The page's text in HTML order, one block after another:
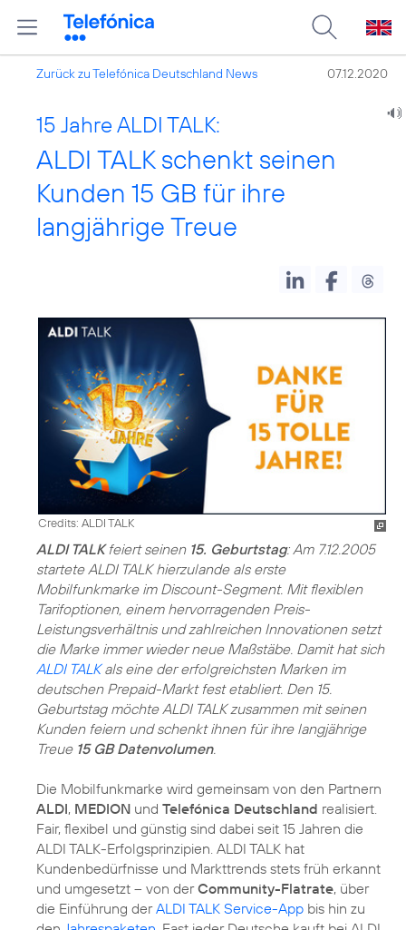
Zurück zu Telefónica Deutschland News 07.12.2020
15 Jahre ALDI TALK:
ALDI TALK schenkt seinen
Kunden 15 GB für ihre
langjährige Treue
Credits: ALDI TALK
ALDI TALKfeiert seinen 15. Geburtstag: Am 7.12.2005
startete ALDI TALK hierzulande als erste
Mobilfunkmarke im Discount-Segment. Mit flexiblen
Tarifoptionen, einem hervorragenden Preis-
Leistungsverhältnis und zahlreichen Innovationen setzt
die Marke immer wieder neue Maßstäbe. Damit hat sich
ALDI TALKals eine der erfolgreichsten Marken im
deutschen Prepaid-Markt fest etabliert. Den 15.
Geburtstag möchte ALDI TALK zusammen mit seinen
Kunden feiern und schenkt ihnen für ihre langjährige
Treue 15 GB Datenvolumen.
Die Mobilfunkmarke wird gemeinsam von den Partnern
ALDI, MEDION und Telefónica Deutschland realisiert.
Fair, flexibel und günstig sind dabei seit 15 Jahren die
ALDI TALK-Erfolgsprinzipien. ALDI TALK hat
Kundenbedürfnisse und Markttrends stets früh erkannt
und umgesetzt – von derCommunity-Flatrate, über
die Einführung derALDI TALK Service-App bis hin zu